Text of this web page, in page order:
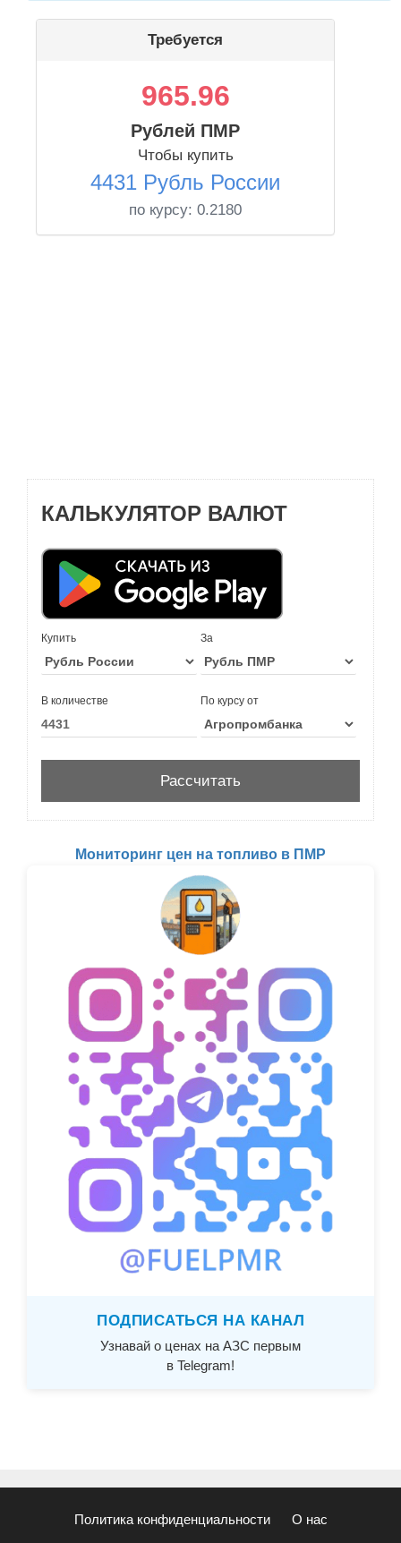
Требуется
965.96
Рублей ПМР
Чтобы купить
4431 Рубль России
по курсу: 0.2180
КАЛЬКУЛЯТОР ВАЛЮТ
Купить За
В количестве По курсу от
Мониторинг цен на топливо в ПМР
ПОДПИСАТЬСЯ НА КАНАЛ
Узнавай о ценах на АЗС первым
в Telegram!
Политика конфиденциальности О нас